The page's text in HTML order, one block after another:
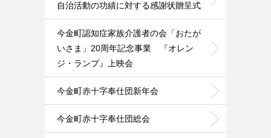
自治活動の功績に対する感謝状贈呈式
今金町認知症家族介護者の会「おたが
いさま」20周年記念事業 『オレン
ジ・ランプ』上映会
今金町赤十字奉仕団新年会
今金町赤十字奉仕団総会